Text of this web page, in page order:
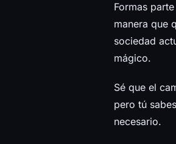
Formas
manera que
sociedad
mágico.
Sé que el
pero tú
necesario.